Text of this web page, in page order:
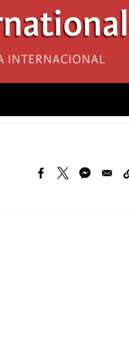
Internacional